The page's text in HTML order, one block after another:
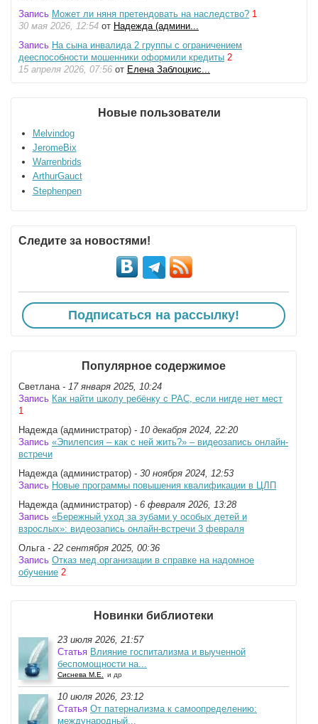
Запись Может ли няня претендовать на наследство? 1
30 мая 2026, 12:54 от Надежда (админи...
Запись На сына инвалида 2 группы с ограничением
дееспособности мошенники оформили кредиты 2
15 апреля 2026, 07:56 от Елена Заблоцкис...
Новые пользователи
Melvindog
JeromeBix
Warrenbrids
ArthurGauct
Stephenpen
Следите за новостями!
Подписаться на рассылку!
Популярное содержимое
Светлана - 17 января 2025, 10:24
Запись Как найти школу ребёнку с РАС, если нигде нет мест
1
Надежда (администратор) - 10 декабря 2024, 22:20
Запись «Эпилепсия – как с ней жить?» – видеозапись онлайн-
встречи
Надежда (администратор) - 30 ноября 2024, 12:53
Запись Новые программы повышения квалификации в ЦЛП
Надежда (администратор) - 6 февраля 2026, 13:28
Запись «Бережный уход за зубами у особых детей и
взрослых»: видеозапись онлайн-встречи 3 февраля
Ольга - 22 сентября 2025, 00:36
Запись Отказ мед.организации в справке на надомное
обучение 2
Новинки библиотеки
23 июля 2026, 21:57
Статья Влияние госпитализма и выученной
беспомощности на...
Сиснева М.Е. и др
10 июля 2026, 23:12
Статья От патернализма к самоопределению:
международный...